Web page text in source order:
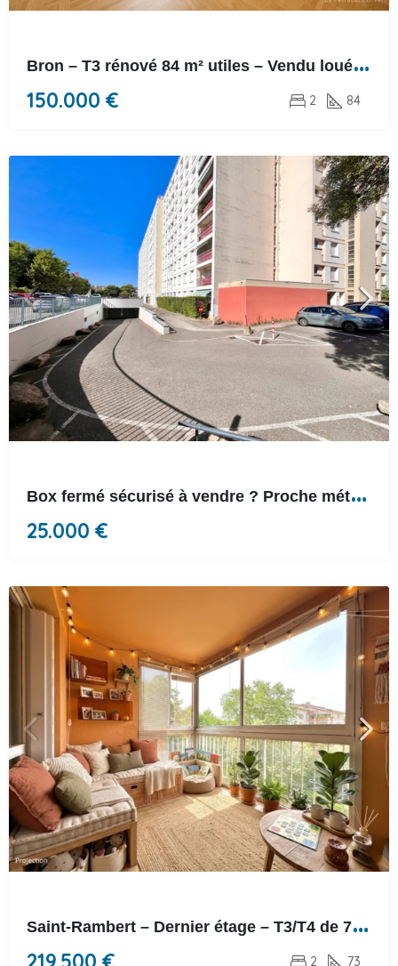
B
ron – T3 rénové 84 m² utiles – Vendu loué – 6,22 % de rentabilité
150.000 € 2 84
B
ox fermé sécurisé à vendre ? Proche métro Cuire
25.000 €
S
aint-Rambert – Dernier étage – T3/T4 de 73m² avec loggia, cave et garage
2 73